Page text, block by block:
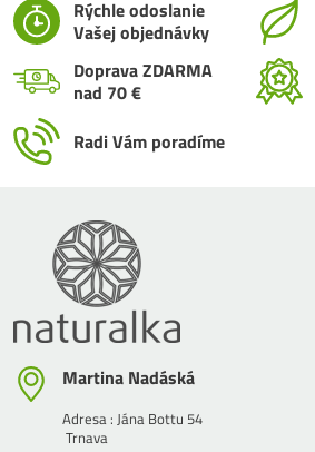
Rýchle odoslanie
Vašej objednávky
Doprava ZDARMA
nad 70 €
Radi Vám poradíme
Martina Nadáská
Adresa : Jána Bottu 54
Trnava